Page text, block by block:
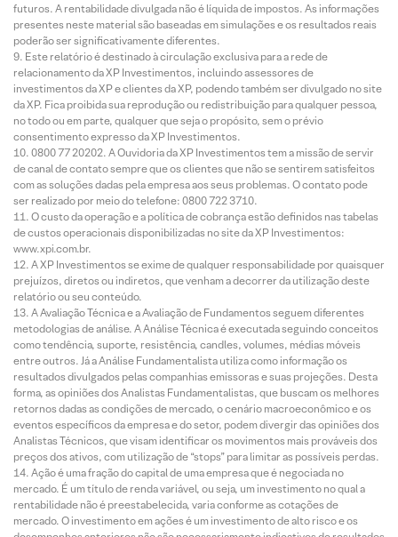
futuros. A rentabilidade divulgada não é líquida de impostos. As informações
presentes neste material são baseadas em simulações e os resultados reais
poderão ser significativamente diferentes.
Este relatório é destinado à circulação exclusiva para a rede de
relacionamento da XP Investimentos, incluindo assessores de
investimentos da XP e clientes da XP, podendo também ser divulgado no site
da XP. Fica proibida sua reprodução ou redistribuição para qualquer pessoa,
no todo ou em parte, qualquer que seja o propósito, sem o prévio
consentimento expresso da XP Investimentos.
0800 77 20202. A Ouvidoria da XP Investimentos tem a missão de servir
de canal de contato sempre que os clientes que não se sentirem satisfeitos
com as soluções dadas pela empresa aos seus problemas. O contato pode
ser realizado por meio do telefone: 0800 722 3710.
O custo da operação e a política de cobrança estão definidos nas tabelas
de custos operacionais disponibilizadas no site da XP Investimentos:
www.xpi.com.br.
A XP Investimentos se exime de qualquer responsabilidade por quaisquer
prejuízos, diretos ou indiretos, que venham a decorrer da utilização deste
relatório ou seu conteúdo.
A Avaliação Técnica e a Avaliação de Fundamentos seguem diferentes
metodologias de análise. A Análise Técnica é executada seguindo conceitos
como tendência, suporte, resistência, candles, volumes, médias móveis
entre outros. Já a Análise Fundamentalista utiliza como informação os
resultados divulgados pelas companhias emissoras e suas projeções. Desta
forma, as opiniões dos Analistas Fundamentalistas, que buscam os melhores
retornos dadas as condições de mercado, o cenário macroeconômico e os
eventos específicos da empresa e do setor, podem divergir das opiniões dos
Analistas Técnicos, que visam identificar os movimentos mais prováveis dos
preços dos ativos, com utilização de “stops” para limitar as possíveis perdas.
Ação é uma fração do capital de uma empresa que é negociada no
mercado. É um título de renda variável, ou seja, um investimento no qual a
rentabilidade não é preestabelecida, varia conforme as cotações de
mercado. O investimento em ações é um investimento de alto risco e os